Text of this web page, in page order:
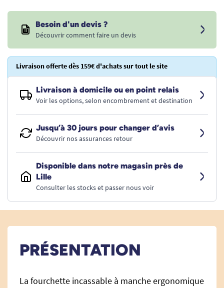
Besoin d'un devis ?
Découvrir comment faire un devis
Livraison offerte dès 159€ d'achats sur tout le site
Livraison à domicile ou en point relais
Voir les options, selon encombrement et destination
Jusqu’à 30 jours pour changer d’avis
Découvrir nos assurances retour
Disponible dans notre magasin près de
Lille
Consulter les stocks et passer nous voir
PRÉSENTATION
La fourchette incassable à manche ergonomique